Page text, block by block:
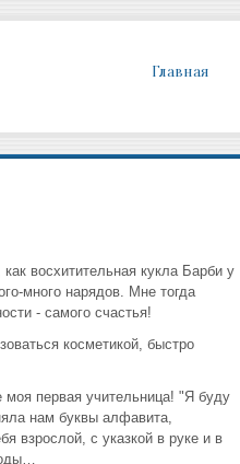
Главная
восхитительная кукла Барби у
много нарядов. Мне тогда
- самого счастья!
косметикой, быстро
первая учительница! "Я буду
нам буквы алфавита,
взрослой, с указкой в руке и в